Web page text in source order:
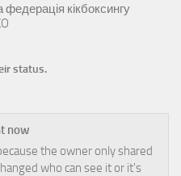
кікбоксингу
status.
now
the owner only shared
who can see it or it's